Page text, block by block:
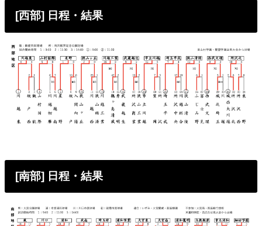
[西部] 日程・結果
[南部] 日程・結果